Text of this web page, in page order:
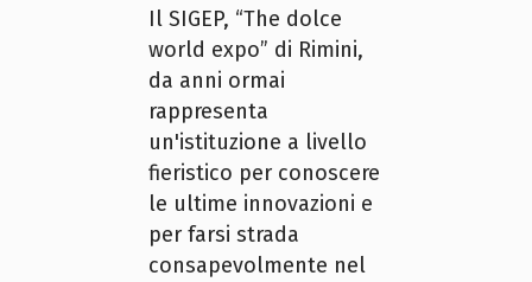
Il SIGEP, “The dolce
world expo” di Rimini,
da anni ormai
rappresenta
un'istituzione a livello
fieristico per conoscere
le ultime innovazioni e
per farsi strada
consapevolmente nel